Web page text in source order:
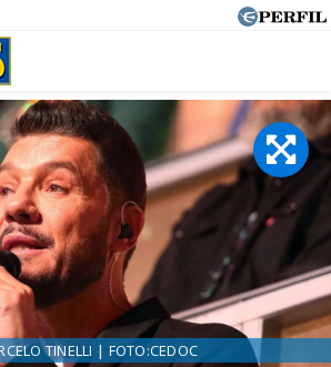
TINELLI | FOTO:CEDOC